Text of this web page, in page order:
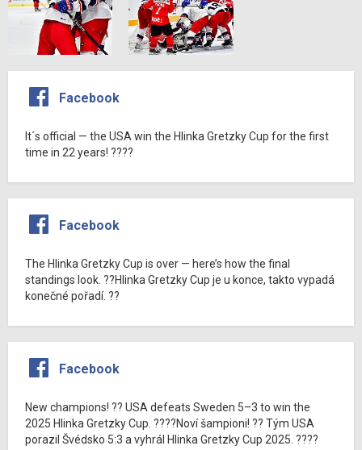
Facebook
It´s official — the USA win the Hlinka Gretzky Cup for the first
time in 22 years! ????
Facebook
The Hlinka Gretzky Cup is over — here’s how the final
standings look. ??Hlinka Gretzky Cup je u konce, takto vypadá
konečné pořadí. ??
Facebook
New champions! ?? USA defeats Sweden 5–3 to win the
2025 Hlinka Gretzky Cup. ????Noví šampioni! ?? Tým USA
porazil Švédsko 5:3 a vyhrál Hlinka Gretzky Cup 2025. ????